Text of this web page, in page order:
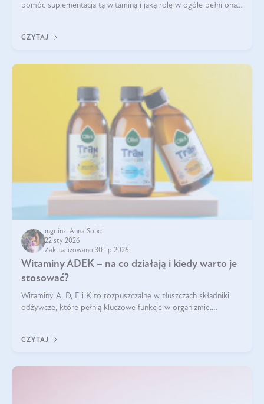
pomóc suplementacja tą witaminą i jaką rolę w ogóle pełni ona
robić?
CZYTAJ
mgr inż. Anna Sobol
22 sty 2026
Zaktualizowano 30 lip 2026
Witaminy ADEK – na co działają i kiedy warto je
stosować?
Witaminy A, D, E i K to rozpuszczalne w tłuszczach składniki
odżywcze, które pełnią kluczowe funkcje w organizmie.
CZYTAJ